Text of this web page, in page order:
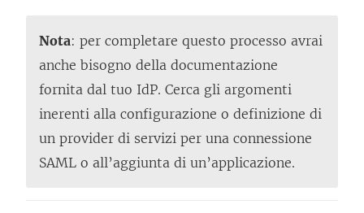
Nota: per completare questo processo avrai
anche bisogno della documentazione
fornita dal tuo IdP. Cerca gli argomenti
inerenti alla configurazione o definizione di
un provider di servizi per una connessione
SAML o all’aggiunta di un’applicazione.